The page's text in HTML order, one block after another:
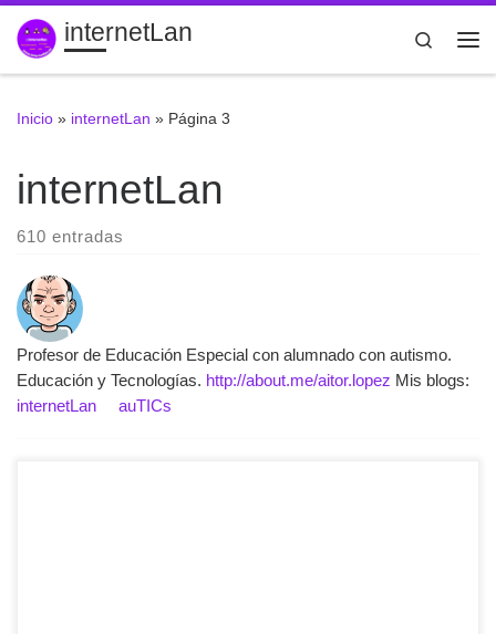
Saltar al contenido
internetLan
Search
Inicio » internetLan » Página 3
internetLan
610 entradas
Profesor de Educación Especial con alumnado con autismo.
Educación y Tecnologías. http://about.me/aitor.lopez Mis blogs:
internetLan
auTICs